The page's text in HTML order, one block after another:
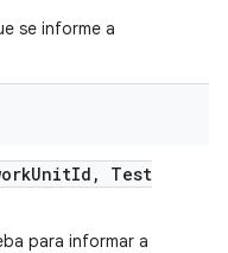
se informe a
UnitId ,
Test
para informar a